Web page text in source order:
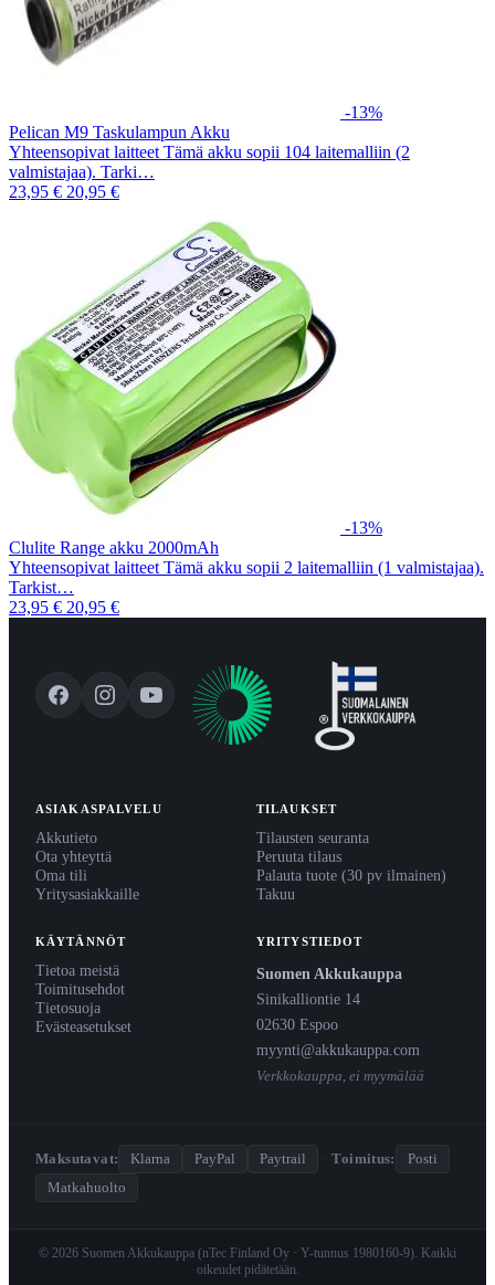
-13%
Pelican M9 Taskulampun Akku
Yhteensopivat laitteet Tämä akku sopii 104 laitemalliin (2
valmistajaa). Tarki…
23,95 € 20,95 €
-13%
Clulite Range akku 2000mAh
Yhteensopivat laitteet Tämä akku sopii 2 laitemalliin (1 valmistajaa).
Tarkist…
23,95 € 20,95 €
ASIAKASPALVELU
Akkutieto
Ota yhteyttä
Oma tili
Yritysasiakkaille
TILAUKSET
Tilausten seuranta
Peruuta tilaus
Palauta tuote (30 pv ilmainen)
Takuu
KÄYTÄNNÖT
Tietoa meistä
Toimitusehdot
Tietosuoja
Evästeasetukset
YRITYSTIEDOT
Suomen Akkukauppa
Sinikalliontie 14
02630 Espoo
myynti@akkukauppa.com
Verkkokauppa, ei myymälää
Maksutavat: Klarna PayPal Paytrail · Toimitus:
Posti
Matkahuolto
© 2026 Suomen Akkukauppa (nTec Finland Oy · Y-tunnus 1980160-9). Kaikki
oikeudet pidätetään.